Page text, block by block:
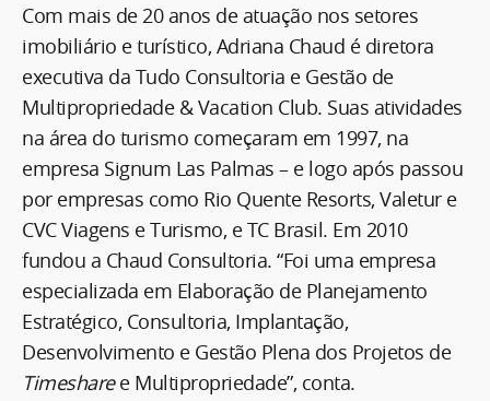
Com mais de 20 anos de atuação nos setores
imobiliário e turístico, Adriana Chaud é diretora
executiva da Tudo Consultoria e Gestão de
Multipropriedade & Vacation Club. Suas atividades
na área do turismo começaram em 1997, na
empresa Signum Las Palmas – e logo após passou
por empresas como Rio Quente Resorts, Valetur e
CVC Viagens e Turismo, e TC Brasil. Em 2010
fundou a Chaud Consultoria. “Foi uma empresa
especializada em Elaboração de Planejamento
Estratégico, Consultoria, Implantação,
Desenvolvimento e Gestão Plena dos Projetos de
Timesharee Multipropriedade”, conta.